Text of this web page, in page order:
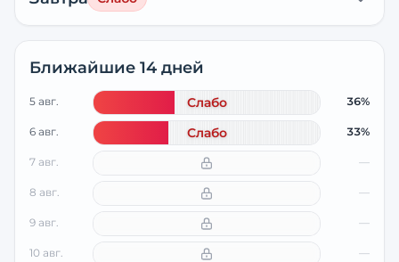
Ближайшие 14 дней
5 авг. Слабо 36%
6 авг. Слабо 33%
7 авг. —
8 авг. —
9 авг. —
10 авг. —